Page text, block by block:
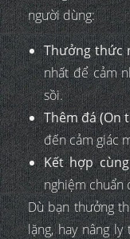
người dùng:
Thưởng thức
nhất để cảm
sồi.
Thêm đá (On
đến cảm giác
Kết hợp
nghiệm chuẩn
Dù bạn thưởng
lặng, hay nâng